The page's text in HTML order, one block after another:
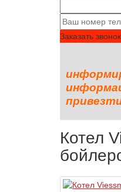
Заказать звонок
Котел